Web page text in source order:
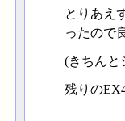
とりあえ
ったので
(きちんと
残りの